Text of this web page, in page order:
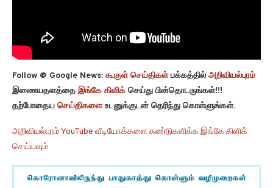
Follow @ Google News: கூகுள் செய்திகள்பக்கத்தில் அறிவியல்புரம்
இணையதளத்தை இங்கே கிளிக் செய்து பின்தொடருங்கள்!!!
தற்போதைய செய்திகளைஉடனுக்குடன் தெரிந்து கொள்ளுங்கள்.
அறிவியல்புரம் YouTube வீடியோக்களை கண்டுகளிக்க இங்கே கிளிக்
செய்யவும்